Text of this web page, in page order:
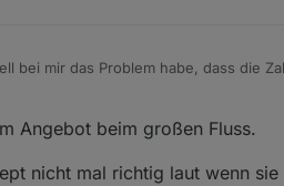
bei mir das Problem habe, dass die
Angebot beim großen Fluss.
nicht mal richtig laut wenn